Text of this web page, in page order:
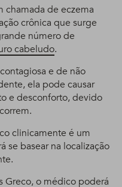
chamada de eczema
crônica que surge
número de
cabeludo.
e de não
ela pode causar
e desconforto, devido
clinicamente é um
se basear na localização
Greco, o médico poderá